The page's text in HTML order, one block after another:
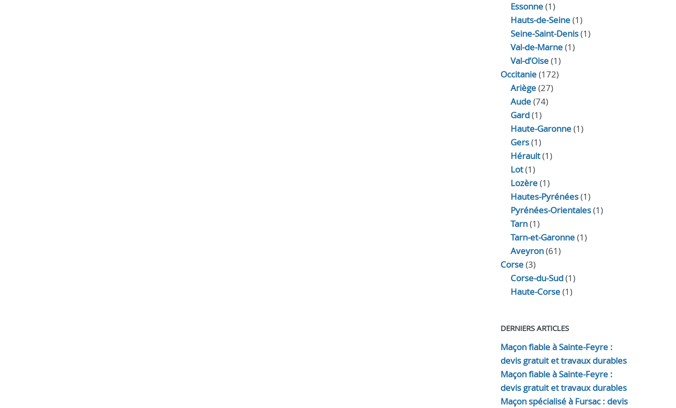
Essonne(1)
Hauts-de-Seine(1)
Seine-Saint-Denis(1)
Val-de-Marne(1)
Val-d’Oise(1)
Occitanie(172)
Ariège(27)
Aude(74)
Gard(1)
Haute-Garonne(1)
Gers(1)
Hérault(1)
Lot(1)
Lozère(1)
Hautes-Pyrénées(1)
Pyrénées-Orientales(1)
Tarn(1)
Tarn-et-Garonne(1)
Aveyron(61)
Corse(3)
Corse-du-Sud(1)
Haute-Corse(1)
DERNIERS ARTICLES
Maçon fiable à Sainte-Feyre :
devis gratuit et travaux durables
Maçon fiable à Sainte-Feyre :
devis gratuit et travaux durables
Maçon spécialisé à Fursac : devis